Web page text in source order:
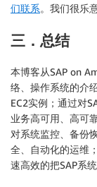
们联系。我们很乐
三．总结
本博客从SAP on
络、操作系统的介
EC2实例；通过对
业务高可用、高可
对系统监控、备份
全、自动化的运维
速高效的把SAP系